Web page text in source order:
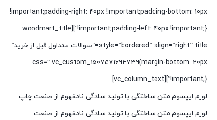
!important;padding-right: 40px !important;padding-bottom: 10px
!important;padding-left: 40px !important;}”][woodmart_title
style=”bordered” align=”right” title=”سوالات متداول قبل از خرید”
css=”.vc_custom_1507571694739{margin-bottom: 20px
!important;}”][vc_column_text]
لورم ایپسوم متن ساختگی با تولید سادگی نامفهوم از صنعت چاپ
لورم ایپسوم متن ساختگی با تولید سادگی نامفهوم از صنعت